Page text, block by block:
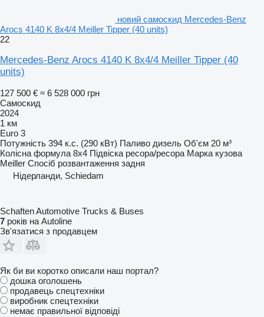
новий самоскид Mercedes-Benz
Arocs 4140 K 8x4/4 Meiller Tipper (40 units)
22
Mercedes-Benz Arocs 4140 K 8x4/4 Meiller Tipper (40
units)
127 500 € ≈ 6 528 000 грн
Самоскид
2024
1 км
Euro 3
Потужність 394 к.с. (290 кВт) Паливо дизель Об'єм 20 м³
Колісна формула 8x4 Підвіска ресора/ресора Марка кузова
Meiller Спосіб розвантаження задня
Нідерланди, Schiedam
Schaften Automotive Trucks & Buses
7 років на Autoline
Зв'язатися з продавцем
Як би ви коротко описали наш портал?
дошка оголошень
продавець спецтехніки
виробник спецтехніки
немає правильної відповіді